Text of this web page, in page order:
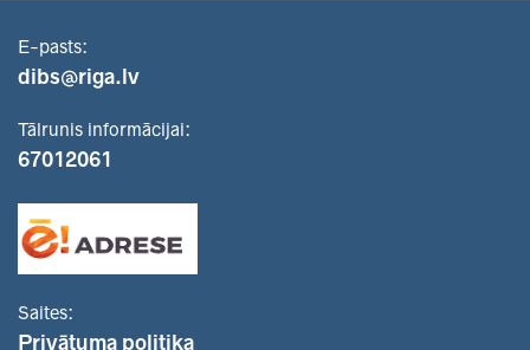
E-pasts:
dibs@riga.lv
Tālrunis informācijai:
67012061
Saites:
Privātuma politika